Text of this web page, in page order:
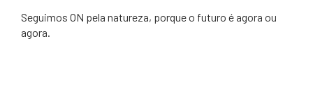
Seguimos ON pela natureza, porque o futuro é agora ou
agora.